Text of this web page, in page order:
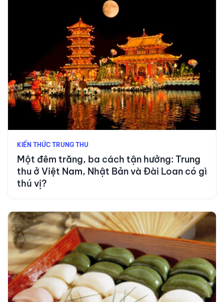
KIẾN THỨC TRUNG THU
Một đêm trăng, ba cách tận hưởng: Trung
thu ở Việt Nam, Nhật Bản và Đài Loan có gì
thú vị?